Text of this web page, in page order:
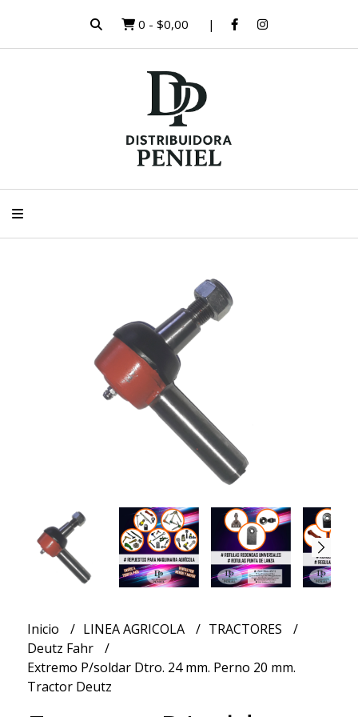
0 - $0,00
Inicio LINEA AGRICOLA
TRACTORES
Deutz Fahr
Extremo P/soldar Dtro. 24 mm. Perno 20 mm.
Tractor Deutz